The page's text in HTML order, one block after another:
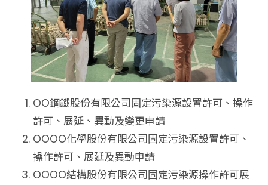
OO鋼鐵股份有限公司固定污染源設置許可、操作
許可、展延、異動及變更申請
OOOO化學股份有限公司固定污染源設置許可、
操作許可、展延及異動申請
OOOO結構股份有限公司固定污染源操作許可展